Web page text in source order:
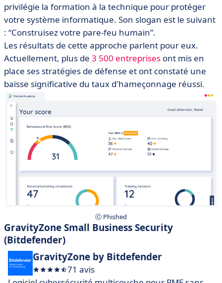
privilégie la formation à la technique pour protéger
votre système informatique. Son slogan est le suivant
: “Construisez votre pare-feu humain”.
Les résultats de cette approche parlent pour eux.
Actuellement, plus de 3 500 entreprises ont mis en
place ses stratégies de défense et ont constaté une
baisse significative du taux d'hameçonnage réussi.
ⓒ Phished
GravityZone Small Business Security
(Bitdefender)
GravityZone by Bitdefender
71 avis